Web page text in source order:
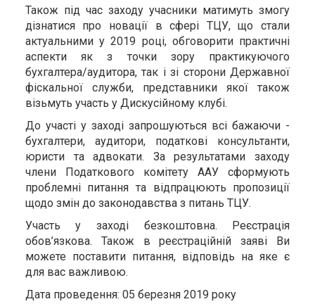
Також під час заходу учасники матимуть змогу
дізнатися про новації в сфері ТЦУ, що стали
актуальними у 2019 році, обговорити практичні
аспекти як з точки зору практикуючого
бухгалтера/аудитора, так і зі сторони Державної
фіскальної служби, представники якої також
візьмуть участь у Дискусійному клубі.
До участі у заході запрошуються всі бажаючи -
бухгалтери, аудитори, податкові консультанти,
юристи та адвокати. За результатами заходу
члени Податкового комітету ААУ сформують
проблемні питання та відпрацюють пропозиції
щодо змін до законодавства з питань ТЦУ.
Участь у заході безкоштовна. Реєстрація
обов’язкова. Також в реєстраційній заяві Ви
можете поставити питання, відповідь на яке є
для вас важливою.
Дата проведення: 05 березня 2019 року